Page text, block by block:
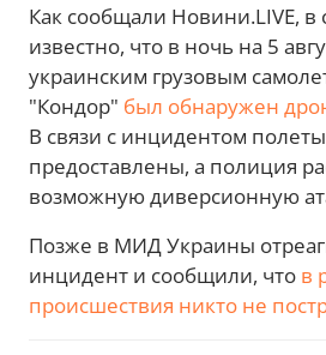
Как сообщали Новини.LIVE, в
известно, что в ночь на 5
украинским грузовым
"Кондор" был обнаружен
В связи с инцидентом
предоставлены, а полиция
возможную диверсионную
Позже в МИД Украины
инцидент и сообщили, что в
происшествия никто не